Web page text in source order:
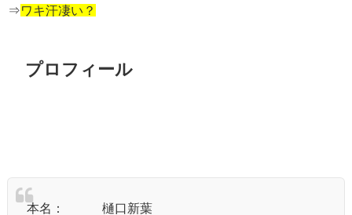
⇒ワキ汗凄い？
プロフィール
本名： 樋口新葉